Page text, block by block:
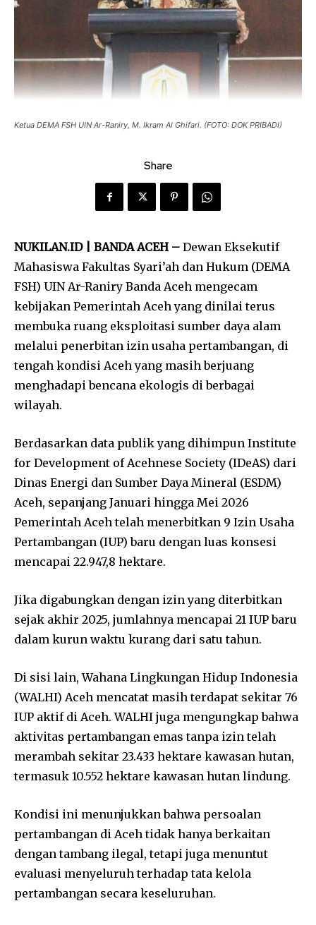
Ketua DEMA FSH UIN Ar-Raniry, M. Ikram Al Ghifari. (FOTO: DOK PRIBADI)
Share
NUKILAN.ID | BANDA ACEH – Dewan Eksekutif
Mahasiswa Fakultas Syari’ah dan Hukum (DEMA
FSH) UIN Ar-Raniry Banda Aceh mengecam
kebijakan Pemerintah Aceh yang dinilai terus
membuka ruang eksploitasi sumber daya alam
melalui penerbitan izin usaha pertambangan, di
tengah kondisi Aceh yang masih berjuang
menghadapi bencana ekologis di berbagai
wilayah.
Berdasarkan data publik yang dihimpun Institute
for Development of Acehnese Society (IDeAS) dari
Dinas Energi dan Sumber Daya Mineral (ESDM)
Aceh, sepanjang Januari hingga Mei 2026
Pemerintah Aceh telah menerbitkan 9 Izin Usaha
Pertambangan (IUP) baru dengan luas konsesi
mencapai 22.947,8 hektare.
Jika digabungkan dengan izin yang diterbitkan
sejak akhir 2025, jumlahnya mencapai 21 IUP baru
dalam kurun waktu kurang dari satu tahun.
Di sisi lain, Wahana Lingkungan Hidup Indonesia
(WALHI) Aceh mencatat masih terdapat sekitar 76
IUP aktif di Aceh. WALHI juga mengungkap bahwa
aktivitas pertambangan emas tanpa izin telah
merambah sekitar 23.433 hektare kawasan hutan,
termasuk 10.552 hektare kawasan hutan lindung.
Kondisi ini menunjukkan bahwa persoalan
pertambangan di Aceh tidak hanya berkaitan
dengan tambang ilegal, tetapi juga menuntut
evaluasi menyeluruh terhadap tata kelola
pertambangan secara keseluruhan.